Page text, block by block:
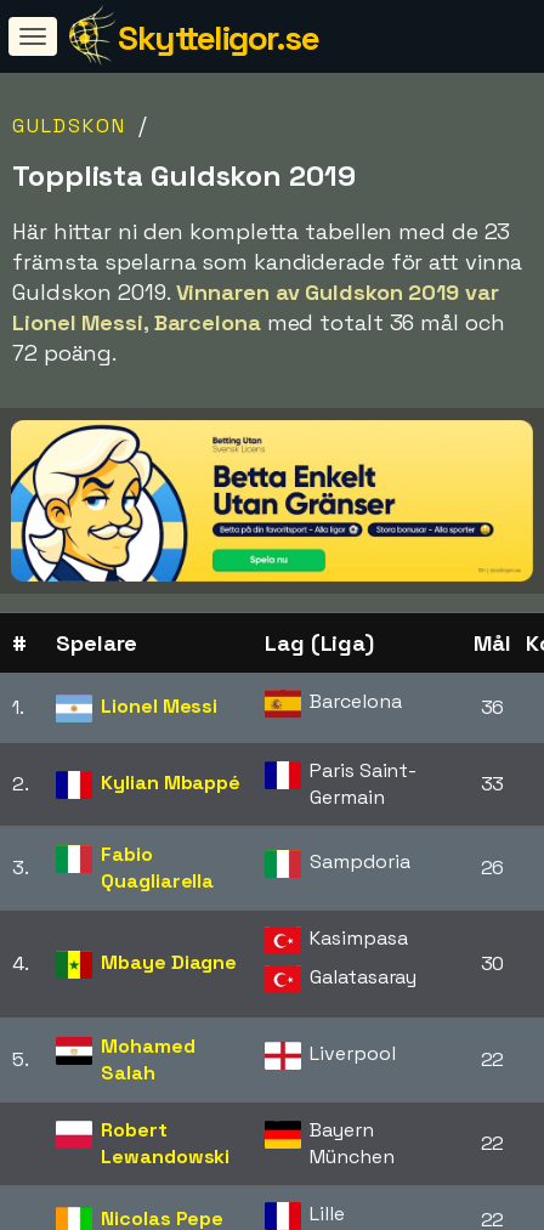
Skytteligor.se
GULDSKON /
Topplista Guldskon 2019
Här hittar ni den kompletta tabellen med de 23
främsta spelarna som kandiderade för att vinna
Guldskon 2019. Vinnaren av Guldskon 2019 var
Lionel Messi, Barcelonamed totalt 36 mål och
72 poäng.
# Spelare Lag (Liga) Mål
1. Lionel Messi Barcelona 36
2. Kylian Mbappé
Paris Saint-
Germain
33
3.
Fabio
Quagliarella
Sampdoria 26
4. Mbaye Diagne
Kasimpasa
Galatasaray
30
5.
Mohamed
Salah
Liverpool 22
Robert
Lewandowski
Bayern
München
22
Nicolas Pepe Lille 22